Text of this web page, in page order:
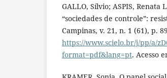
GALLO, Sílvio; ASPIS,
“sociedades de controle”:
Campinas, v. 21, n. 1 (61), p.
https://www.scielo.br/j/pp/a/
format=pdf&lang=pt. Acesso